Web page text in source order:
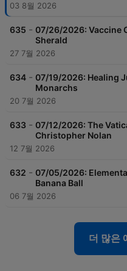
03 8월 2026
635 - 07/26/2026: Vaccine
Sherald
27 7월 2026
634 - 07/19/2026: Healing
Monarchs
20 7월 2026
633 - 07/12/2026: The
Christopher Nolan
12 7월 2026
632 - 07/05/2026:
Banana Ball
06 7월 2026
더 많은